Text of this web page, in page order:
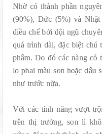
Nhờ có thành phần
(90%), Đức (5%) và
điều chế bởi đội ngũ
quá trình dài, đặc biệt chú
phẩm. Do đó các nàng có
lo phai màu son hoặc dấu
như trước nữa.
Với các tính năng vượt
trên thị trường, son lì